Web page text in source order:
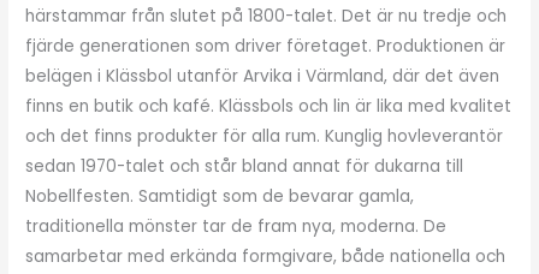
härstammar från slutet på 1800-talet. Det är nu tredje och
fjärde generationen som driver företaget. Produktionen är
belägen i Klässbol utanför Arvika i Värmland, där det även
finns en butik och kafé. Klässbols och lin är lika med kvalitet
och det finns produkter för alla rum. Kunglig hovleverantör
sedan 1970-talet och står bland annat för dukarna till
Nobellfesten. Samtidigt som de bevarar gamla,
traditionella mönster tar de fram nya, moderna. De
samarbetar med erkända formgivare, både nationella och